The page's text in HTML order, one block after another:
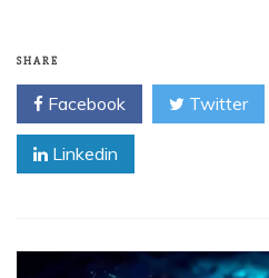
SHARE
Facebook Twitter
Linkedin